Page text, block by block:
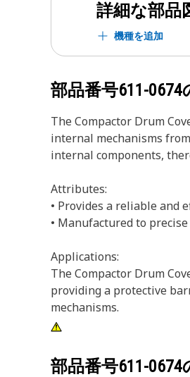
詳細な部品
機種を追加
部品番号611-0674
The Compactor Drum
internal mechanisms
internal components,
Attributes:
• Provides a reliable and
• Manufactured to
Applications:
The Compactor Drum
providing a protective
mechanisms.
部品番号611-0674